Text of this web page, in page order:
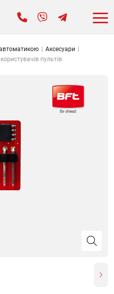
Аксесуари
пультів